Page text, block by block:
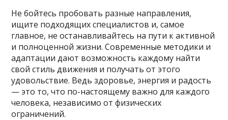
Не бойтесь пробовать разные направления,
ищите подходящих специалистов и, самое
главное, не останавливайтесь на пути к активной
и полноценной жизни. Современные методики и
адаптации дают возможность каждому найти
свой стиль движения и получать от этого
удовольствие. Ведь здоровье, энергия и радость
— это то, что по-настоящему важно для каждого
человека, независимо от физических
ограничений.